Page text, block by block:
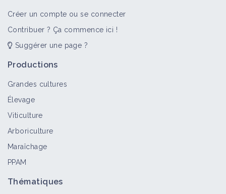
Créer un compte ou se connecter
Contribuer ? Ça commence ici !
Suggérer une page ?
Productions
Grandes cultures
Élevage
Viticulture
Arboriculture
Maraîchage
PPAM
Thématiques